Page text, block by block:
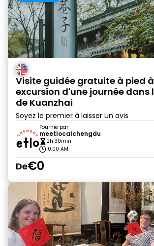
Visite guidée gratuite à pied
excursion d'une journée dans
de Kuanzhai
Soyez le premier à laisser un avis
Fournie par
meetlocalchengdu
2h 30min
10:00 AM
De€0